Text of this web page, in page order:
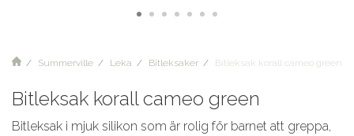
Summerville Leka Bitleksaker Bitleksak korall cameo green
Bitleksak korall cameo green
Bitleksak i mjuk silikon som är rolig för barnet att greppa,